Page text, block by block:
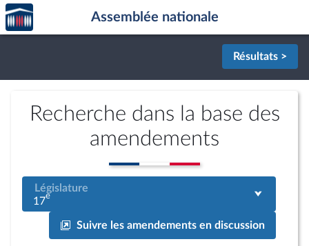
Aller au contenu
Aller en bas de la page
Accèder
à la
page
Assemblée nationale
Résultats >
Recherche dans la base des
amendements
Législature
17e
Suivre les amendements en discussion